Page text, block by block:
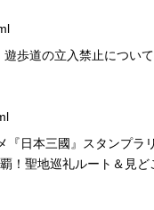
歩道の立入禁止について
『日本三國』スタンプラ
！聖地巡礼ルート＆見ど